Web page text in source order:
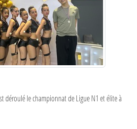
déroulé le championnat de Ligue N1 et élite à